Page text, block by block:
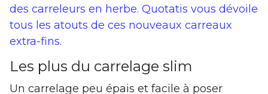
des carreleurs en herbe. Quotatis vous dévoile
tous les atouts de ces nouveaux carreaux
extra-fins.
Les plus du carrelage slim
Un carrelage peu épais et facile à poser